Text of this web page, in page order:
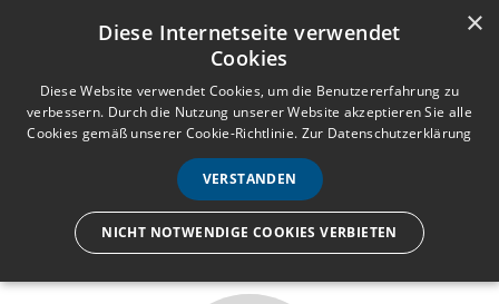
Anmelden Registrieren
e
n
ü
Wir lassen nur die Hand los,
×
Diese Internetseite verwendet
Cookies
Diese Website verwendet Cookies, um die Benutzererfahrung zu
verbessern. Durch die Nutzung unserer Website akzeptieren Sie alle
Cookies gemäß unserer Cookie-Richtlinie. Zur Datenschutzerklärung
VERSTANDEN
NICHT NOTWENDIGE COOKIES VERBIETEN